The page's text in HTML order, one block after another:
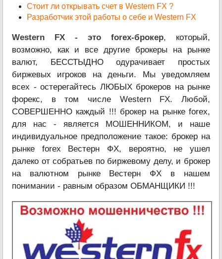
Стоит ли открывать счет в Western FX ?
Разработчик этой работы о себе и Western FX
Western FX - это forex-брокер, который,
возможно, как и все другие брокеры на рынке
валют, БЕССТЫДНО одурачивает простых
биржевых игроков на деньги. Мы уведомляем
всех - остерегайтесь ЛЮБЫХ брокеров на рынке
форекс, в том числе Western FX. Любой,
СОВЕРШЕННО каждый !!! брокер на рынке forex,
для нас - является МОШЕННИКОМ, и наше
индивидуальное предположение такое: брокер на
рынке forex Вестерн ФХ, вероятно, не ушел
далеко от собратьев по биржевому делу, и брокер
на валютном рынке Вестерн ФХ в нашем
понимании - равным образом ОБМАНЩИКИ !!!